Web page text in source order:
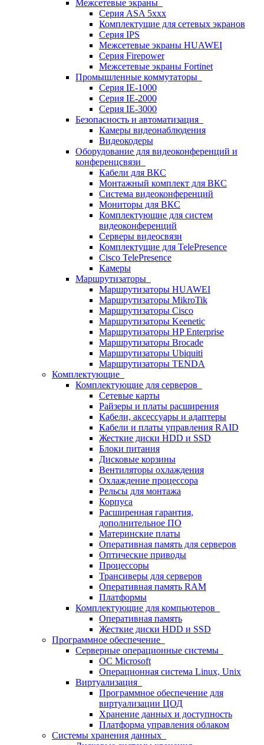
Межсетевые экраны
Серия ASA 5xxx
Комплектущие для сетевых экранов
Серия IPS
Межсетевые экраны HUAWEI
Серия Firepower
Межсетевые экраны Fortinet
Промышленные коммутаторы
Серия IE-1000
Серия IE-2000
Серия IE-3000
Безопасность и автоматизация
Камеры видеонаблюдения
Видеокодеры
Оборудование для видеоконференций и
конференцсвязи
Кабели для ВКС
Монтажный комплект для ВКС
Система видеоконференций
Мониторы для ВКС
Комплектующие для систем
видеоконференций
Серверы видеосвязи
Комплектущие для TelePresence
Cisco TelePresence
Камеры
Маршрутизаторы
Маршрутизаторы HUAWEI
Маршрутизаторы MikroTik
Маршрутизаторы Cisco
Маршрутизаторы Keenetic
Маршрутизаторы HP Enterprise
Маршрутизаторы Brocade
Маршрутизаторы Ubiquiti
Маршрутизаторы TENDA
Комплектующие
Комплектующие для серверов
Сетевые карты
Райзеры и платы расширения
Кабели, аксессуары и адаптеры
Кабели и платы управления RAID
Жесткие диски HDD и SSD
Блоки питания
Дисковые корзины
Вентиляторы охлаждения
Охлаждение процессора
Рельсы для монтажа
Корпуса
Расширенная гарантия,
дополнительное ПО
Материнские платы
Оперативная память для серверов
Оптические приводы
Процессоры
Трансиверы для серверов
Оперативная память RAM
Платформы
Комплектующие для компьютеров
Оперативная память
Жесткие диски HDD и SSD
Программное обеспечение
Серверные операционные системы
ОС Microsoft
Операционная система Linux, Unix
Виртуализация
Программное обеспечение для
виртуализации ЦОД
Хранение данных и доступность
Платформа управления облаком
Системы хранения данных